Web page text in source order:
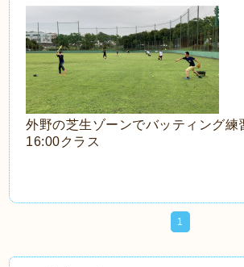
外野の芝生ゾーンでバッティング練
16:00クラス
1